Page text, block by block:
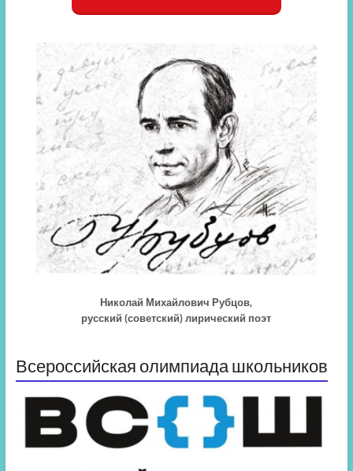
Николай Михайлович Рубцов,
русский (советский) лирический поэт
Всероссийская олимпиада школьников